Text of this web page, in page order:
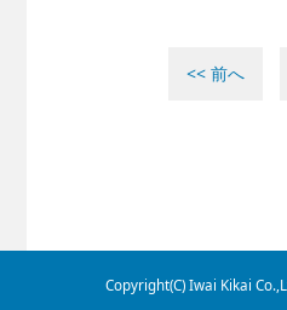
<< 前へ
Copyright(C) Iwai Kikai